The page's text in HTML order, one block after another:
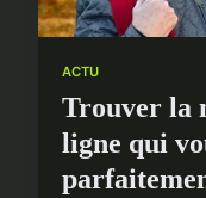
ACTU
Trouver la
ligne qui